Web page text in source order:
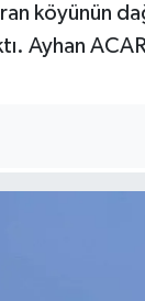
köyünün
Ayhan